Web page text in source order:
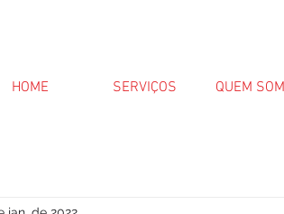
HOME SERVIÇOS QUEM